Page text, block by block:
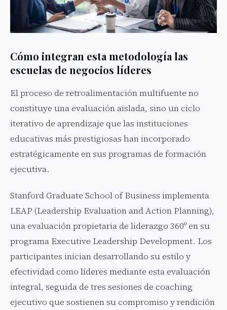
Cómo integran esta metodología las
escuelas de negocios líderes
El proceso de retroalimentación multifuente no
constituye una evaluación aislada, sino un ciclo
iterativo de aprendizaje que las instituciones
educativas más prestigiosas han incorporado
estratégicamente en sus programas de formación
ejecutiva.
Stanford Graduate School of Business implementa
LEAP (Leadership Evaluation and Action Planning),
una evaluación propietaria de liderazgo 360º en su
programa Executive Leadership Development. Los
participantes inician desarrollando su estilo y
efectividad como líderes mediante esta evaluación
integral, seguida de tres sesiones de coaching
ejecutivo que sostienen su compromiso y rendición